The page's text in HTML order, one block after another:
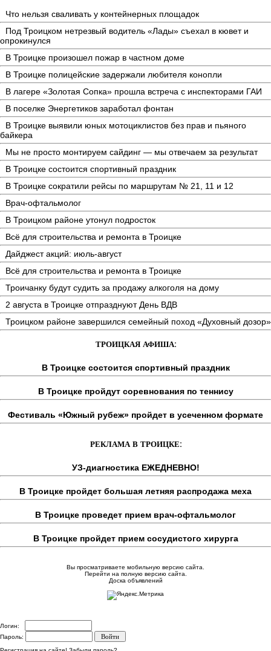
Что нельзя сваливать у контейнерных площадок
Под Троицком нетрезвый водитель «Лады» съехал в кювет и
опрокинулся
В Троицке произошел пожар в частном доме
В Троицке полицейские задержали любителя конопли
В лагере «Золотая Сопка» прошла встреча с инспекторами ГАИ
В поселке Энергетиков заработал фонтан
В Троицке выявили юных мотоциклистов без прав и пьяного
байкера
Мы не просто монтируем сайдинг — мы отвечаем за результат
В Троицке состоится спортивный праздник
В Троицке сократили рейсы по маршрутам № 21, 11 и 12
Врач-офтальмолог
В Троицком районе утонул подросток
Всё для строительства и ремонта в Троицке
Дайджест акций: июль-август
Всё для строительства и ремонта в Троицке
Троичанку будут судить за продажу алкоголя на дому
2 августа в Троицке отпразднуют День ВДВ
Троицком районе завершился семейный поход «Духовный дозор»
ТРОИЦКАЯ АФИША:
В Троицке состоится спортивный праздник
В Троицке пройдут соревнования по теннису
Фестиваль «Южный рубеж» пройдет в усеченном формате
РЕКЛАМА В ТРОИЦКЕ:
УЗ-диагностика ЕЖЕДНЕВНО!
В Троицке пройдет большая летняя распродажа меха
В Троицке проведет прием врач-офтальмолог
В Троицке пройдет прием сосудистого хирурга
Вы просматриваете мобильную версию сайта.
Перейти на полную версию сайта.
Доска объявлений
Логин:
Пароль: